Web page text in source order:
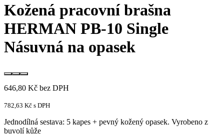
Kožená pracovní brašna
HERMAN PB-10 Single
Násuvná na opasek
646,80 Kč bez DPH
782,63 Kč s DPH
Jednodílná sestava: 5 kapes + pevný kožený opasek. Vyrobeno z
buvolí kůže